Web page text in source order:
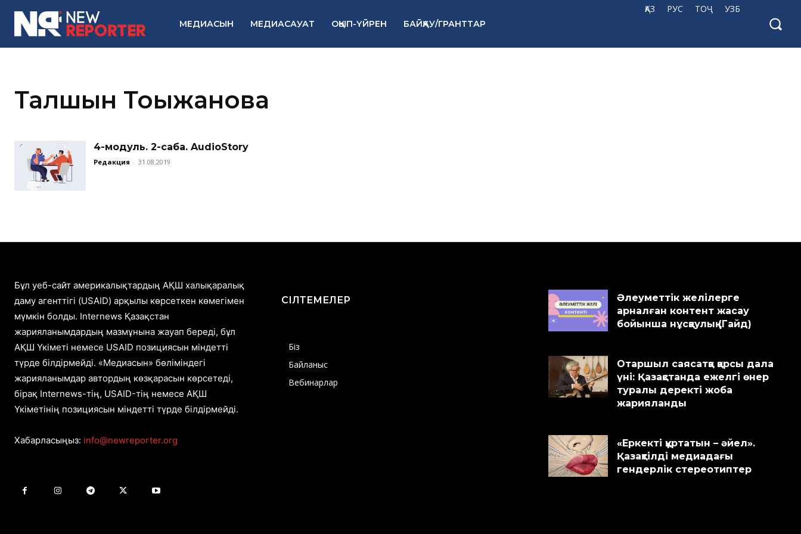
ҚАЗ РУС ТОҶ УЗБ
МЕДИАСЫН МЕДИАСАУАТ ОҚЫП-ҮЙРЕН БАЙҚАУ/ГРАНТТАР
Талшын Тоқыжанова
4-модуль. 2-сабақ. AudioStory
Редакция - 31.08.2019
Бұл уеб-сайт америкалықтардың АҚШ халықаралық
даму агенттігі (USAID) арқылы көрсеткен көмегімен
мүмкін болды. Internews Қазақстан
жарияланымдардың мазмұнына жауап береді, бұл
АҚШ Үкіметі немесе USAID позициясын міндетті
түрде білдірмейді. «Медиасын» бөліміндегі
жарияланымдар автордың көзқарасын көрсетеді,
бірақ Internews-тің, USAID-тің немесе АҚШ
Үкіметінің позициясын міндетті түрде білдірмейді.
Хабарласыңыз: info@newreporter.org
СІЛТЕМЕЛЕР
Біз
Байланыс
Вебинарлар
Әлеуметтік желілерге
арналған контент жасау
бойынша нұсқаулық (Гайд)
Отаршыл саясатқа қарсы дала
үні: Қазақстанда ежелгі өнер
туралы деректі жоба
жарияланды
«Еркекті құртатын – әйел».
Қазақтілді медиадағы
гендерлік стереотиптер